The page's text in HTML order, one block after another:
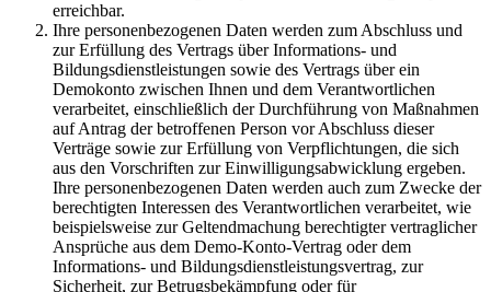
erreichbar.
Ihre personenbezogenen Daten werden zum Abschluss und
zur Erfüllung des Vertrags über Informations- und
Bildungsdienstleistungen sowie des Vertrags über ein
Demokonto zwischen Ihnen und dem Verantwortlichen
verarbeitet, einschließlich der Durchführung von Maßnahmen
auf Antrag der betroffenen Person vor Abschluss dieser
Verträge sowie zur Erfüllung von Verpflichtungen, die sich
aus den Vorschriften zur Einwilligungsabwicklung ergeben.
Ihre personenbezogenen Daten werden auch zum Zwecke der
berechtigten Interessen des Verantwortlichen verarbeitet, wie
beispielsweise zur Geltendmachung berechtigter vertraglicher
Ansprüche aus dem Demo-Konto-Vertrag oder dem
Informations- und Bildungsdienstleistungsvertrag, zur
Sicherheit, zur Betrugsbekämpfung oder für